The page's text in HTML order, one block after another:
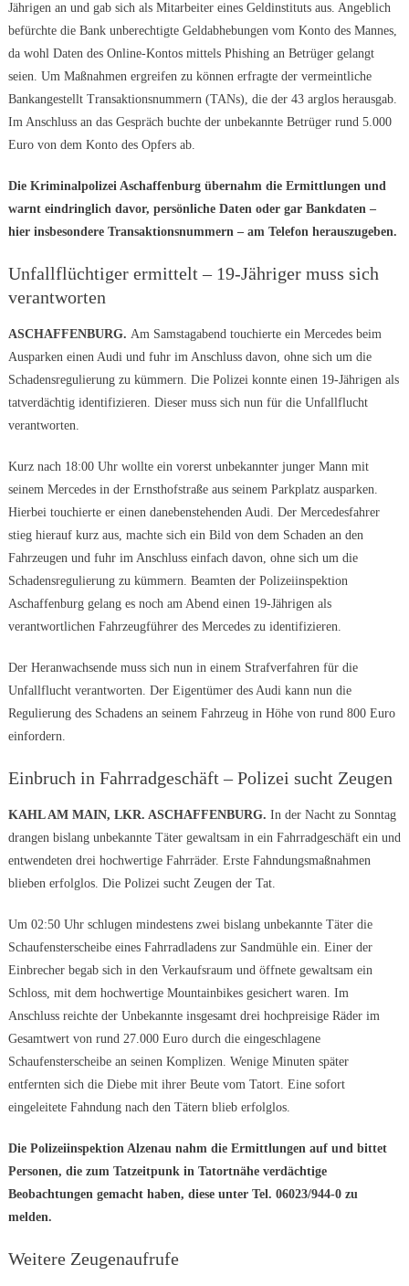
Jährigen an und gab sich als Mitarbeiter eines Geldinstituts aus. Angeblich
befürchte die Bank unberechtigte Geldabhebungen vom Konto des Mannes,
da wohl Daten des Online-Kontos mittels Phishing an Betrüger gelangt
seien. Um Maßnahmen ergreifen zu können erfragte der vermeintliche
Bankangestellt Transaktionsnummern (TANs), die der 43 arglos herausgab.
Im Anschluss an das Gespräch buchte der unbekannte Betrüger rund 5.000
Euro von dem Konto des Opfers ab.
Die Kriminalpolizei Aschaffenburg übernahm die Ermittlungen und
warnt eindringlich davor, persönliche Daten oder gar Bankdaten –
hier insbesondere Transaktionsnummern – am Telefon herauszugeben.
Unfallflüchtiger ermittelt – 19-Jähriger muss sich
verantworten
ASCHAFFENBURG. Am Samstagabend touchierte ein Mercedes beim
Ausparken einen Audi und fuhr im Anschluss davon, ohne sich um die
Schadensregulierung zu kümmern. Die Polizei konnte einen 19-Jährigen als
tatverdächtig identifizieren. Dieser muss sich nun für die Unfallflucht
verantworten.
Kurz nach 18:00 Uhr wollte ein vorerst unbekannter junger Mann mit
seinem Mercedes in der Ernsthofstraße aus seinem Parkplatz ausparken.
Hierbei touchierte er einen danebenstehenden Audi. Der Mercedesfahrer
stieg hierauf kurz aus, machte sich ein Bild von dem Schaden an den
Fahrzeugen und fuhr im Anschluss einfach davon, ohne sich um die
Schadensregulierung zu kümmern. Beamten der Polizeiinspektion
Aschaffenburg gelang es noch am Abend einen 19-Jährigen als
verantwortlichen Fahrzeugführer des Mercedes zu identifizieren.
Der Heranwachsende muss sich nun in einem Strafverfahren für die
Unfallflucht verantworten. Der Eigentümer des Audi kann nun die
Regulierung des Schadens an seinem Fahrzeug in Höhe von rund 800 Euro
einfordern.
Einbruch in Fahrradgeschäft – Polizei sucht Zeugen
KAHL AM MAIN, LKR. ASCHAFFENBURG. In der Nacht zu Sonntag
drangen bislang unbekannte Täter gewaltsam in ein Fahrradgeschäft ein und
entwendeten drei hochwertige Fahrräder. Erste Fahndungsmaßnahmen
blieben erfolglos. Die Polizei sucht Zeugen der Tat.
Um 02:50 Uhr schlugen mindestens zwei bislang unbekannte Täter die
Schaufensterscheibe eines Fahrradladens zur Sandmühle ein. Einer der
Einbrecher begab sich in den Verkaufsraum und öffnete gewaltsam ein
Schloss, mit dem hochwertige Mountainbikes gesichert waren. Im
Anschluss reichte der Unbekannte insgesamt drei hochpreisige Räder im
Gesamtwert von rund 27.000 Euro durch die eingeschlagene
Schaufensterscheibe an seinen Komplizen. Wenige Minuten später
entfernten sich die Diebe mit ihrer Beute vom Tatort. Eine sofort
eingeleitete Fahndung nach den Tätern blieb erfolglos.
Die Polizeiinspektion Alzenau nahm die Ermittlungen auf und bittet
Personen, die zum Tatzeitpunk in Tatortnähe verdächtige
Beobachtungen gemacht haben, diese unter Tel. 06023/944-0 zu
melden.
Weitere Zeugenaufrufe